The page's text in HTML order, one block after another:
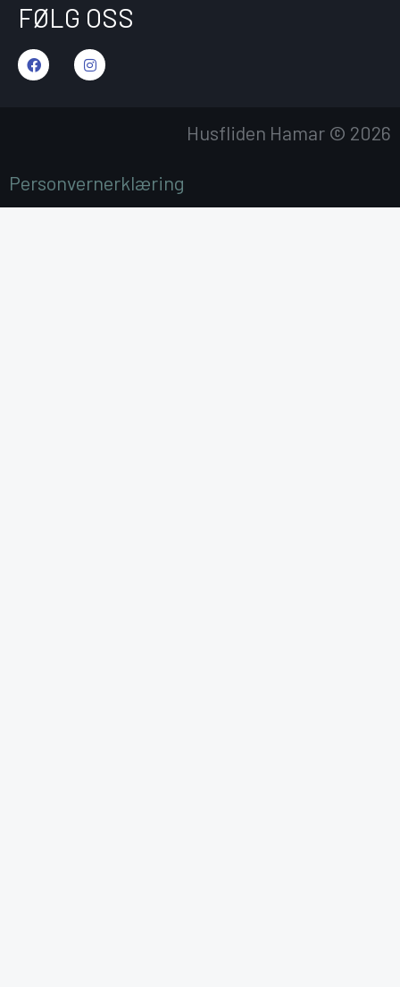
FØLG OSS
F
a
c
I
n
s
Husfliden Hamar © 2026
Personvernerklæring